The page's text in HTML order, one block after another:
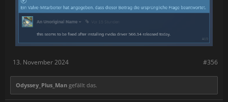
#356
13. November 2024
Odyssey_Plus_Man gefällt das.